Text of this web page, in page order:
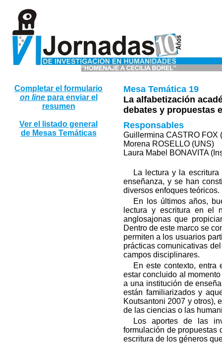
Completar el formulario
on linepara enviar el
resumen
Ver el listado general
de Mesas Temáticas
Mesa Temática 19
La alfabetización
debates y propuestas
Responsables
Guillermina CASTRO FOX
Morena ROSELLO (UNS)
Laura Mabel BONAVITA
La lectura y la
enseñanza, y se han
diversos enfoques teóricos.
En los últimos años,
lectura y escritura en el
anglosajonas que
Dentro de este marco se
permiten a los usuarios
prácticas comunicativas
campos disciplinares.
En este contexto,
estar concluido al
a una institución de
están familiarizados y
Koutsantoni 2007 y otros),
de las ciencias o las
Los aportes de las
formulación de propuestas
escritura de los géneros